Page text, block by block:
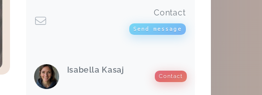
Contact
Send message
Isabella Kasaj
Contact